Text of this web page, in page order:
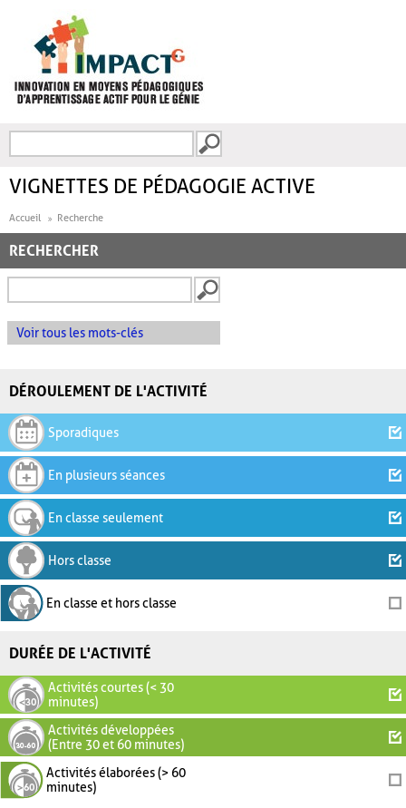
FORMULAIRE DE
VIGNETTES DE PÉDAGOGIE ACTIVE
Accueil Recherche
RECHERCHER
Voir tous les mots-clés
DÉROULEMENT DE L'ACTIVITÉ
Sporadiques
En plusieurs séances
En classe seulement
Hors classe
En classe et hors classe
DURÉE DE L'ACTIVITÉ
Activités courtes (< 30
minutes)
Activités développées
(Entre 30 et 60 minutes)
Activités élaborées (> 60
minutes)